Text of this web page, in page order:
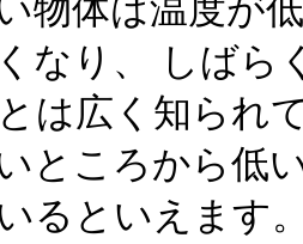
物体は温度が
なり、 しばら
は広く知られ
ところから低
るといえます